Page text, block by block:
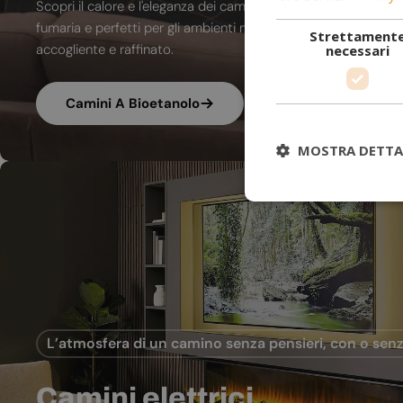
Scopri il calore e l'eleganza dei camini a bioetanolo. A
fumaria e perfetti per gli ambienti moderni, trasformano ogni
accogliente e raffinato.
Camini A Bioetanolo
L’atmosfera di un camino senza pensieri, con o
necessari
MOSTRA